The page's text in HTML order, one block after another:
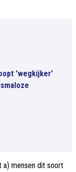
'wegkijker'
a) mensen dit soort